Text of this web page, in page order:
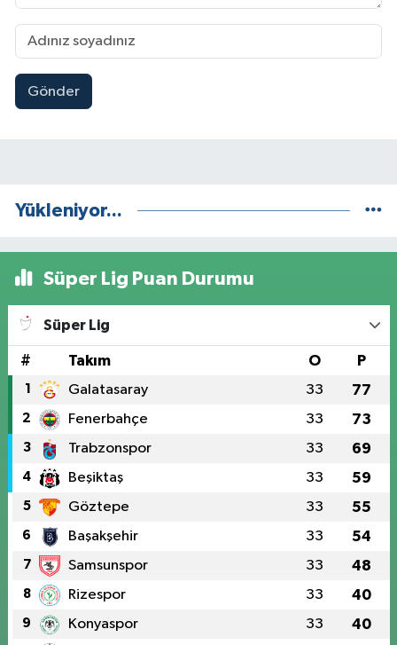
Gönder
Yükleniyor...
Süper Lig Puan Durumu
Süper Lig
# Takım O P
1 Galatasaray 33 77
2 Fenerbahçe 33 73
3 Trabzonspor 33 69
4 Beşiktaş 33 59
5 Göztepe 33 55
6 Başakşehir 33 54
7 Samsunspor 33 48
8 Rizespor 33 40
9 Konyaspor 33 40